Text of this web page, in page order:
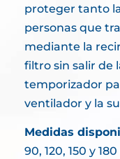
proteger tanto
personas que
mediante la
filtro sin salir de
temporizador
ventilador y la
Medidas
90, 120, 150 y